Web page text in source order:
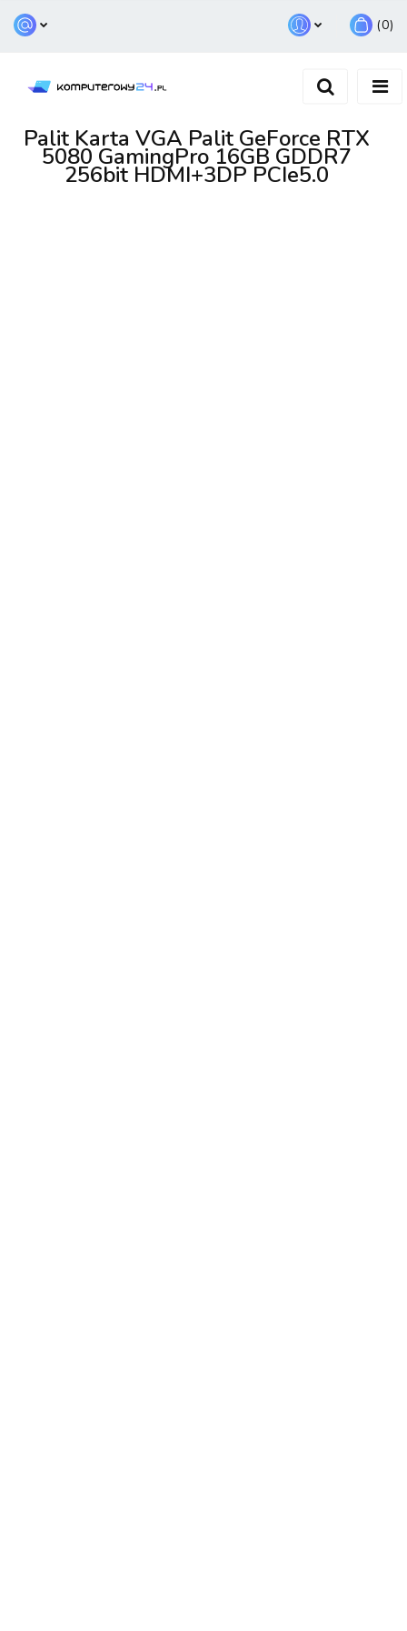
Zarejestruj się
(0)
Palit Karta VGA Palit GeForce RTX
5080 GamingPro 16GB GDDR7
256bit HDMI+3DP PCIe5.0